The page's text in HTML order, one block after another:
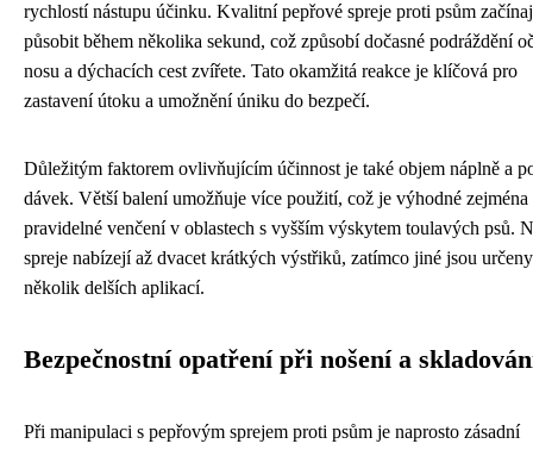
rychlostí nástupu účinku. Kvalitní pepřové spreje proti psům
působit během několika sekund, což způsobí dočasné podráždění
nosu a dýchacích cest zvířete. Tato okamžitá reakce je klíčová pro
zastavení útoku a umožnění úniku do bezpečí.
Důležitým faktorem ovlivňujícím účinnost je také objem náplně a
dávek. Větší balení umožňuje více použití, což je výhodné zejména
pravidelné venčení v oblastech s vyšším výskytem toulavých psů.
spreje nabízejí až dvacet krátkých výstřiků, zatímco jiné jsou
několik delších aplikací.
Bezpečnostní opatření při nošení a
Při manipulaci s pepřovým sprejem proti psům je naprosto zásadní